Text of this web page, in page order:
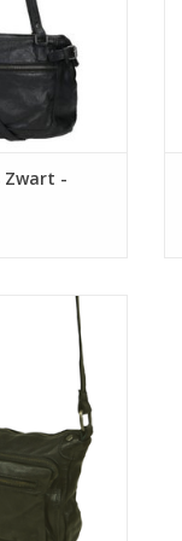
WINKELWAGEN
Zwart -
met
de voorzijde
Binnenin
een insteekvak
WINKELWAGEN